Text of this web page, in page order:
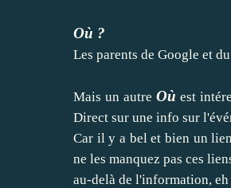
Où ?
Les parents de Google et
Mais un autre Où est
Direct sur une info sur
Car il y a bel et bien un
ne les manquez pas ces
au-delà de l'information, eh